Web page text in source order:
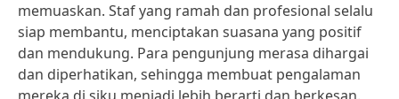
memuaskan. Staf yang ramah dan profesional selalu
siap membantu, menciptakan suasana yang positif
dan mendukung. Para pengunjung merasa dihargai
dan diperhatikan, sehingga membuat pengalaman